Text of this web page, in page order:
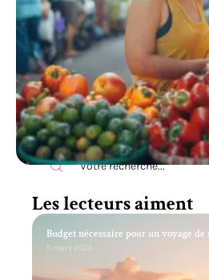
Recherche
Les lecteurs aiment
Budget nécessaire pour un voyage
11 mars 2026